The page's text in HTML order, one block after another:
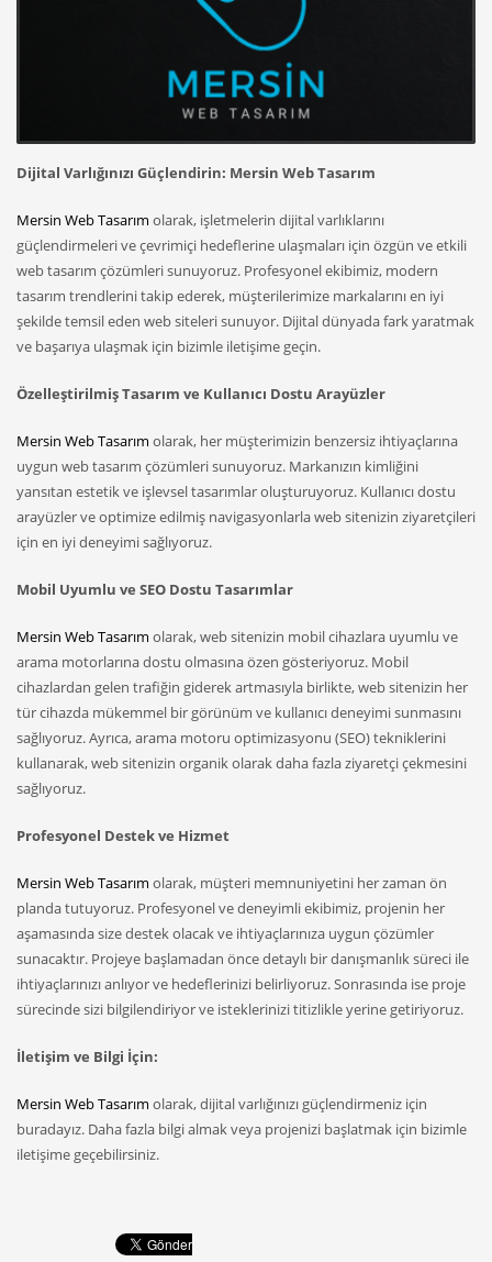
Dijital Varlığınızı Güçlendirin: Mersin Web Tasarım
Mersin Web Tasarım olarak, işletmelerin dijital varlıklarını
güçlendirmeleri ve çevrimiçi hedeflerine ulaşmaları için özgün ve etkili
web tasarım çözümleri sunuyoruz. Profesyonel ekibimiz, modern
tasarım trendlerini takip ederek, müşterilerimize markalarını en iyi
şekilde temsil eden web siteleri sunuyor. Dijital dünyada fark yaratmak
ve başarıya ulaşmak için bizimle iletişime geçin.
Özelleştirilmiş Tasarım ve Kullanıcı Dostu Arayüzler
Mersin Web Tasarım olarak, her müşterimizin benzersiz ihtiyaçlarına
uygun web tasarım çözümleri sunuyoruz. Markanızın kimliğini
yansıtan estetik ve işlevsel tasarımlar oluşturuyoruz. Kullanıcı dostu
arayüzler ve optimize edilmiş navigasyonlarla web sitenizin ziyaretçileri
için en iyi deneyimi sağlıyoruz.
Mobil Uyumlu ve SEO Dostu Tasarımlar
Mersin Web Tasarım olarak, web sitenizin mobil cihazlara uyumlu ve
arama motorlarına dostu olmasına özen gösteriyoruz. Mobil
cihazlardan gelen trafiğin giderek artmasıyla birlikte, web sitenizin her
tür cihazda mükemmel bir görünüm ve kullanıcı deneyimi sunmasını
sağlıyoruz. Ayrıca, arama motoru optimizasyonu (SEO) tekniklerini
kullanarak, web sitenizin organik olarak daha fazla ziyaretçi çekmesini
sağlıyoruz.
Profesyonel Destek ve Hizmet
Mersin Web Tasarım olarak, müşteri memnuniyetini her zaman ön
planda tutuyoruz. Profesyonel ve deneyimli ekibimiz, projenin her
aşamasında size destek olacak ve ihtiyaçlarınıza uygun çözümler
sunacaktır. Projeye başlamadan önce detaylı bir danışmanlık süreci ile
ihtiyaçlarınızı anlıyor ve hedeflerinizi belirliyoruz. Sonrasında ise proje
sürecinde sizi bilgilendiriyor ve isteklerinizi titizlikle yerine getiriyoruz.
İletişim ve Bilgi İçin:
Mersin Web Tasarım olarak, dijital varlığınızı güçlendirmeniz için
buradayız. Daha fazla bilgi almak veya projenizi başlatmak için bizimle
iletişime geçebilirsiniz.